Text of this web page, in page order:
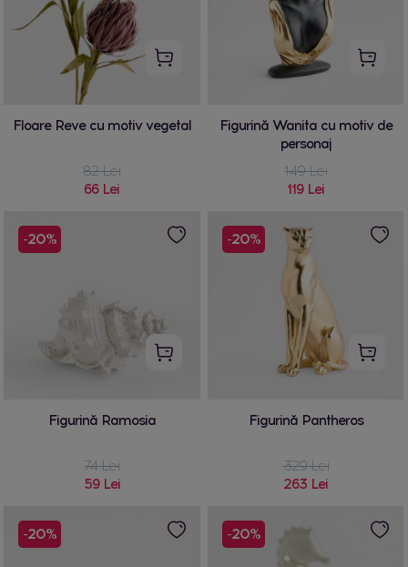
Floare Reve cu motiv vegetal
82 Lei
66 Lei
Figurină Wanita cu motiv de
personaj
149 Lei
119 Lei
-20%
Figurină Ramosia
74 Lei
59 Lei
-20%
Figurină Pantheros
329 Lei
263 Lei
-20% -20%